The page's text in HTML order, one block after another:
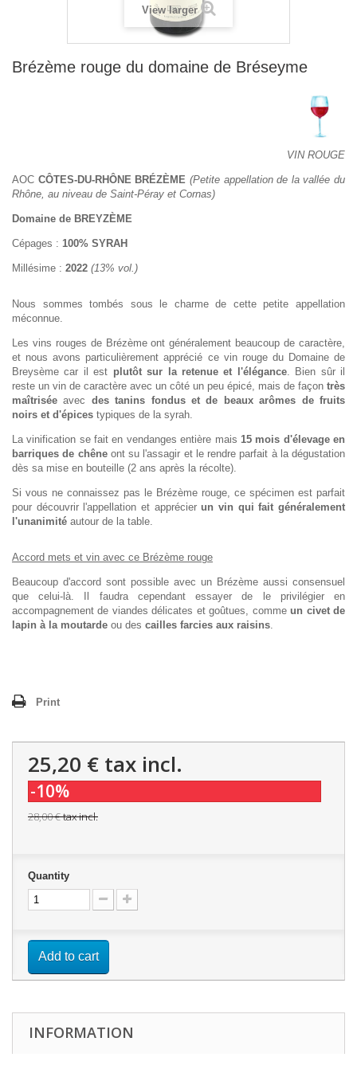
View larger
Brézème rouge du domaine de Bréseyme
VIN ROUGE
AOC CÔTES-DU-RHÔNE BRÉZÈME (Petite appellation de la vallée du
Rhône, au niveau de Saint-Péray et Cornas)
Domaine de BREYZÈME
Cépages : 100% SYRAH
Millésime : 2022 (13% vol.)
Nous sommes tombés sous le charme de cette petite appellation
méconnue.
Les vins rouges de Brézème ont généralement beaucoup de caractère,
et nous avons particulièrement apprécié ce vin rouge du Domaine de
Breysème car il est plutôt sur la retenue et l'élégance. Bien sûr il
reste un vin de caractère avec un côté un peu épicé, mais de façon très
maîtrisée avec des tanins fondus et de beaux arômes de fruits
noirs et d'épices typiques de la syrah.
La vinification se fait en vendanges entière mais 15 mois d'élevage en
barriques de chêneont su l'assagir et le rendre parfait à la dégustation
dès sa mise en bouteille (2 ans après la récolte).
Si vous ne connaissez pas le Brézème rouge, ce spécimen est parfait
pour découvrir l'appellation et apprécierun vin qui fait généralement
l'unanimité autour de la table.
Accord mets et vin avec ce Brézème rouge
Beaucoup d'accord sont possible avec un Brézème aussi consensuel
que celui-là. Il faudra cependant essayer de le privilégier en
accompagnement de viandes délicates et goûtues, commeun civet de
lapin à la moutarde ou des cailles farcies aux raisins
Print
25,20 € tax incl.
-10%
28,00 €tax incl.
Quantity
Add to cart
INFORMATION